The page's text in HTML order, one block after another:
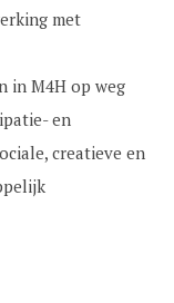
met
in M4H op weg
en
creatieve en